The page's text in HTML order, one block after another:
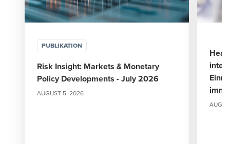
PUBLIKATION
Risk Insight: Markets & Monetary
Policy Developments - July 2026
AUGUST 5, 2026